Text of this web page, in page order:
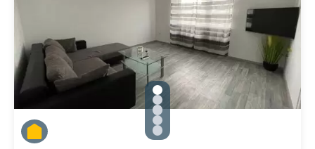
gallery.slide_selector
Zu Slide 1 wechseln
Zu Slide 2 wechseln
Zu Slide 3 wechseln
Zu Slide 4 wechseln
Zu Slide 5 wechseln